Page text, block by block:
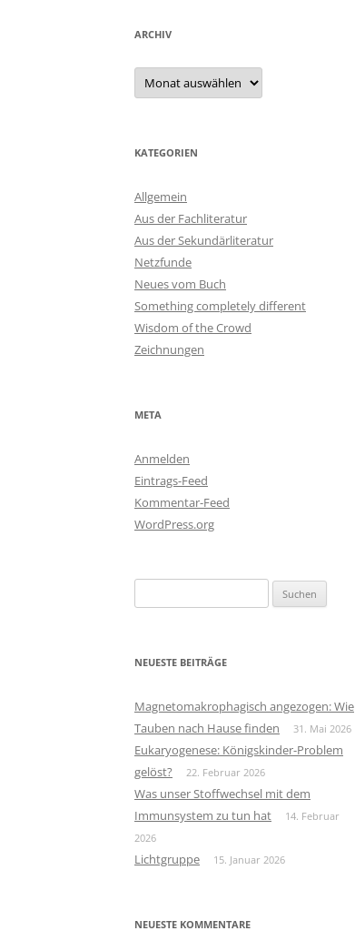
ARCHIV
Archiv
KATEGORIEN
Allgemein
Aus der Fachliteratur
Aus der Sekundärliteratur
Netzfunde
Neues vom Buch
Something completely different
Wisdom of the Crowd
Zeichnungen
META
Anmelden
Eintrags-Feed
Kommentar-Feed
WordPress.org
nach:
NEUESTE BEITRÄGE
Magnetomakrophagisch angezogen: Wie
Tauben nach Hause finden
31. Mai 2026
Eukaryogenese: Königskinder-Problem
gelöst?
22. Februar 2026
Was unser Stoffwechsel mit dem
Immunsystem zu tun hat
14. Februar
2026
Lichtgruppe 15. Januar 2026
NEUESTE KOMMENTARE